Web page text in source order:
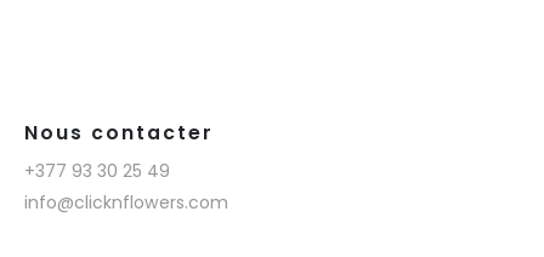
Nous contacter
+377 93 30 25 49
info@clicknflowers.com